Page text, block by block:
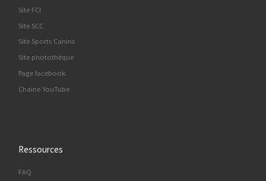
Site FCI
Site SCC
Site Sports Canins
Site photothèque
Page facebook
Chaine YouTube
Ressources
FAQ